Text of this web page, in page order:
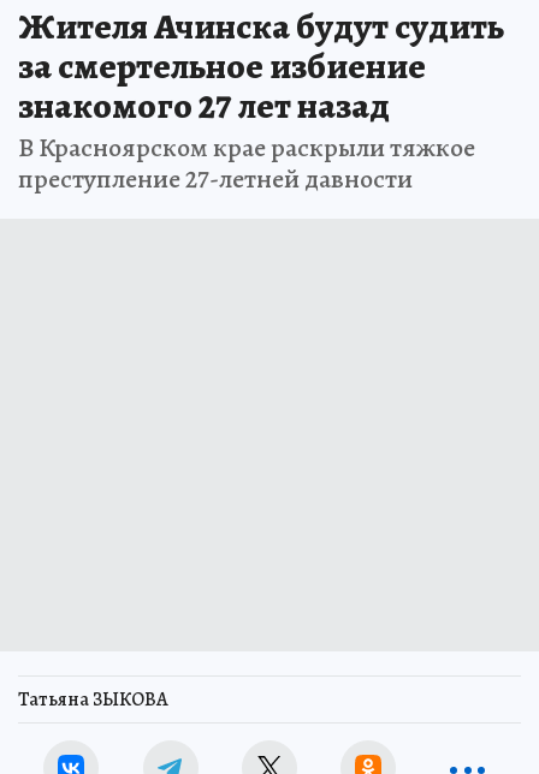
Жителя Ачинска будут судить
за смертельное избиение
знакомого 27 лет назад
В Красноярском крае раскрыли тяжкое
преступление 27-летней давности
Татьяна ЗЫКОВА